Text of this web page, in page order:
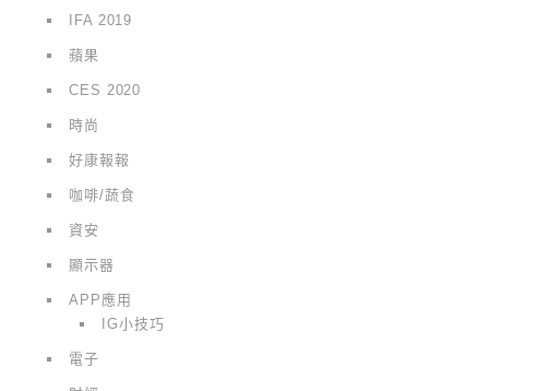
IFA 2019
蘋果
CES 2020
時尚
好康報報
咖啡/蔬食
資安
顯示器
APP應用
IG小技巧
電子